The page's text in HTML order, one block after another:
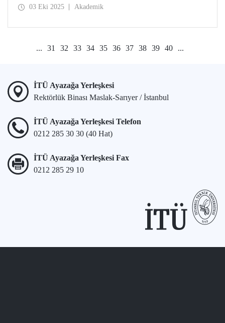
Marmara İçin Bilim ve Teknoloji Odaklı Çözüm
03 Eki 2025 Akademik
... 31 32 33 34 35 36 37 38 39 40 ...
İTÜ Ayazağa Yerleşkesi
Rektörlük Binası Maslak-Sarıyer / İstanbul
İTÜ Ayazağa Yerleşkesi Telefon
0212 285 30 30 (40 Hat)
İTÜ Ayazağa Yerleşkesi Fax
0212 285 29 10